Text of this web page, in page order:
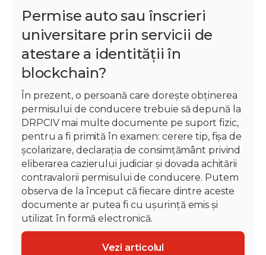
Permise auto sau înscrieri
universitare prin servicii de
atestare a identității în
blockchain?
În prezent, o persoană care dorește obținerea
permisului de conducere trebuie să depună la
DRPCIV mai multe documente pe suport fizic,
pentru a fi primită în examen: cerere tip, fișa de
școlarizare, declarația de consimțământ privind
eliberarea cazierului judiciar și dovada achitării
contravalorii permisului de conducere. Putem
observa de la început că fiecare dintre aceste
documente ar putea fi cu ușurință emis și
utilizat în formă electronică.
Vezi articolul